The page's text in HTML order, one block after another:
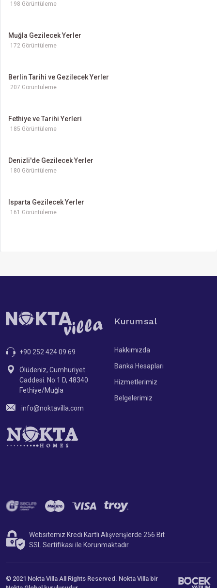
198 Görüntüleme
Muğla Gezilecek Yerler
172 Görüntüleme
Berlin Tarihi ve Gezilecek Yerler
207 Görüntüleme
Fethiye ve Tarihi Yerleri
185 Görüntüleme
Denizli'de Gezilecek Yerler
180 Görüntüleme
Isparta Gezilecek Yerler
161 Görüntüleme
+90 252 424 09 69
Ölüdeniz, Cumhuriyet
Caddesi. No:1 D, 48340
Fethiye/Muğla
info@noktavilla.com
Kurumsal
Hakkımızda
Banka Hesapları
Hizmetlerimiz
Belgelerimiz
Websitemiz Kredi Kartlı Alışverişlerde 256 Bit
SSL Sertifikası ile Korunmaktadır
© 2021 Nokta Villa All Rights Reserved. Nokta Villa bir